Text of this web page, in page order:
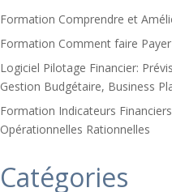
Formation Comprendre et
Formation Comment faire Payer
Logiciel Pilotage Financier:
Gestion Budgétaire, Business
Formation Indicateurs
Opérationnelles Rationnelles
Catégories